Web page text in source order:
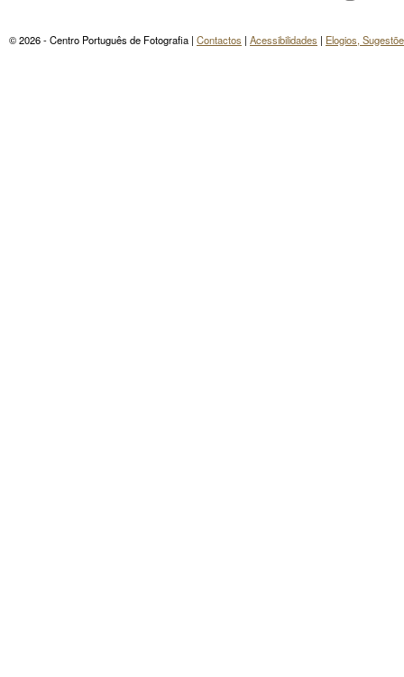
© 2026 - Centro Português de Fotografia | Contactos | Acessibilidades | Elogios,